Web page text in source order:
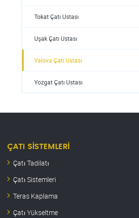
Tokat Çatı Ustası
Uşak Çatı Ustası
Yalova Çatı Ustası
Yozgat Çatı Ustası
ÇATI SISTEMLERI
Çatı Tadilatı
Çatı Sistemleri
Teras Kaplama
Çatı Yükseltme